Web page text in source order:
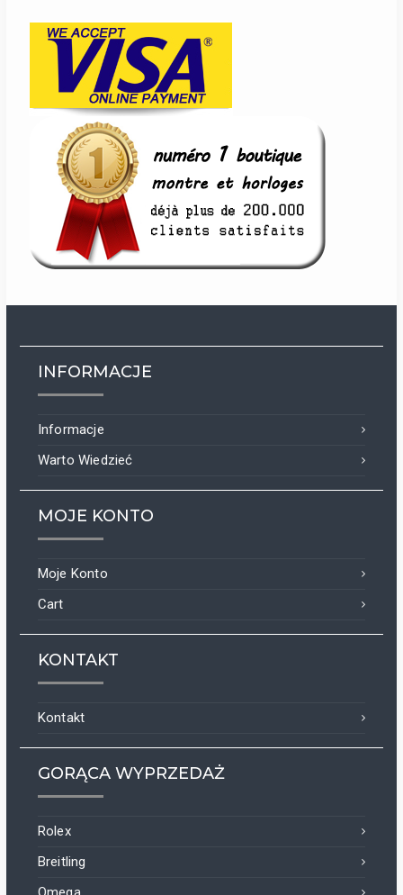
INFORMACJE
Informacje
Warto Wiedzieć
MOJE KONTO
Moje Konto
Cart
KONTAKT
Kontakt
GORĄCA WYPRZEDAŻ
Rolex
Breitling